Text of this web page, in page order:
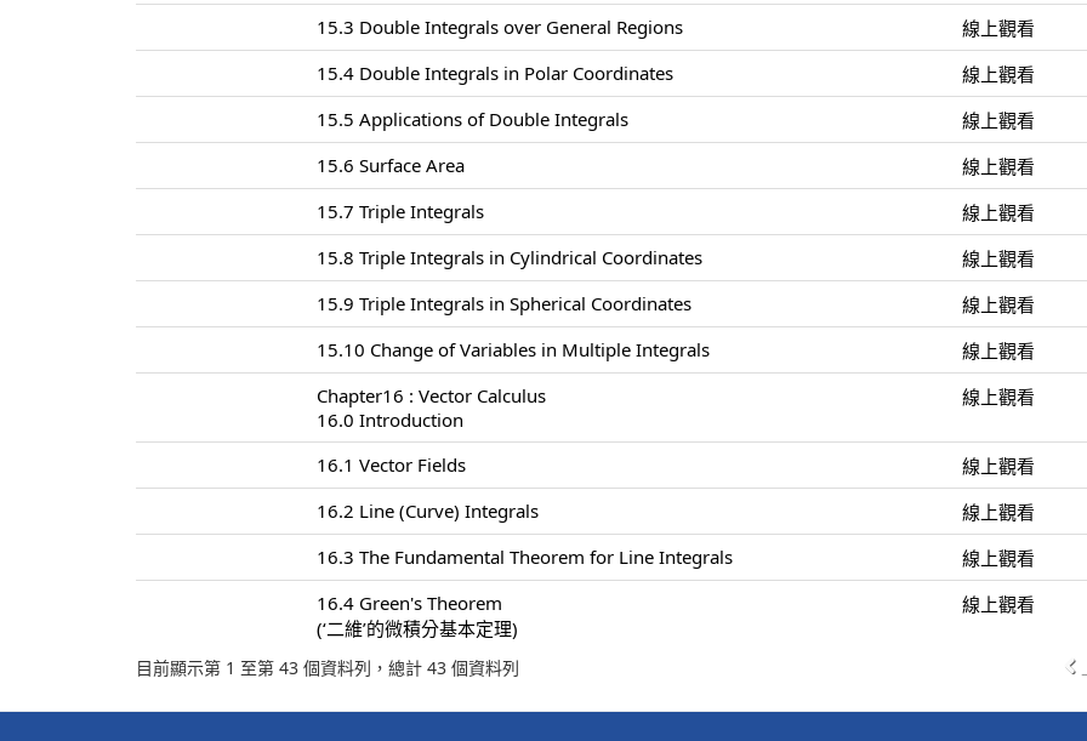
15.3 Double Integrals over General Regions
線上觀看
15.4 Double Integrals in Polar Coordinates
線上觀看
15.5 Applications of Double Integrals
線上觀看
15.6 Surface Area
線上觀看
15.7 Triple Integrals
線上觀看
15.8 Triple Integrals in Cylindrical Coordinates
線上觀看
15.9 Triple Integrals in Spherical Coordinates
線上觀看
15.10 Change of Variables in Multiple Integrals
線上觀看
Chapter16 : Vector Calculus
16.0 Introduction
線上觀看
16.1 Vector Fields
線上觀看
16.2 Line (Curve) Integrals
線上觀看
16.3 The Fundamental Theorem for Line Integrals
線上觀看
16.4 Green's Theorem
(‘二維’的微積分基本定理)
線上觀看
目前顯示第 1 至第 43 個資料列，總計 43 個資料列